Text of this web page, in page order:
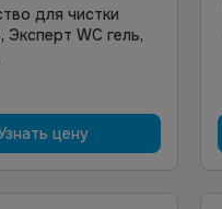
для чистки
Эксперт WC гель,
цену